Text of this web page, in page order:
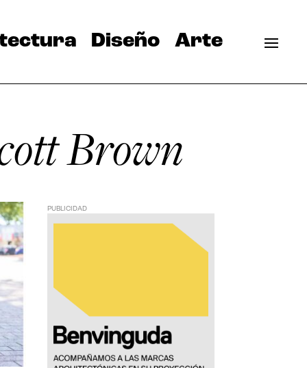
Diseño Arte
Brown
PUBLICIDAD